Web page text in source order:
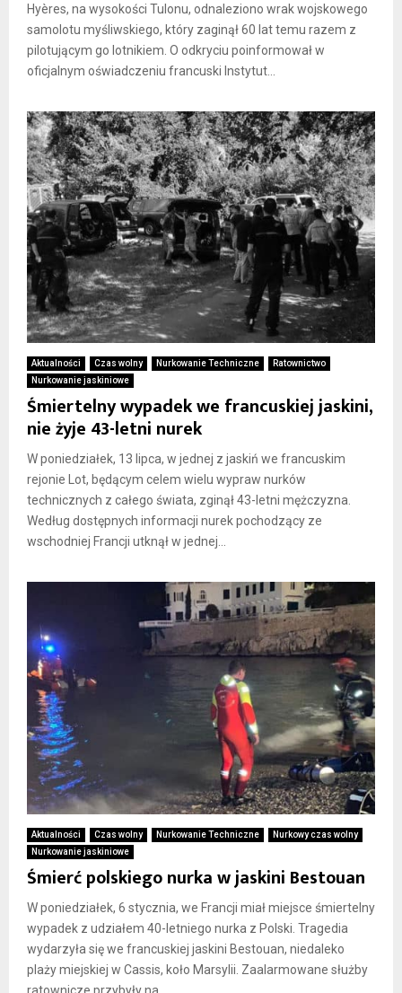
Hyères, na wysokości Tulonu, odnaleziono wrak wojskowego
samolotu myśliwskiego, który zaginął 60 lat temu razem z
pilotującym go lotnikiem. O odkryciu poinformował w
oficjalnym oświadczeniu francuski Instytut...
Aktualności Czas wolny Nurkowanie Techniczne
Ratownictwo
Nurkowanie jaskiniowe
Śmiertelny wypadek we francuskiej jaskini,
nie żyje 43-letni nurek
W poniedziałek, 13 lipca, w jednej z jaskiń we francuskim
rejonie Lot, będącym celem wielu wypraw nurków
technicznych z całego świata, zginął 43-letni mężczyzna.
Według dostępnych informacji nurek pochodzący ze
wschodniej Francji utknął w jednej...
Aktualności Czas wolny Nurkowanie Techniczne
Nurkowy czas wolny
Nurkowanie jaskiniowe
Śmierć polskiego nurka w jaskini Bestouan
W poniedziałek, 6 stycznia, we Francji miał miejsce śmiertelny
wypadek z udziałem 40-letniego nurka z Polski. Tragedia
wydarzyła się we francuskiej jaskini Bestouan, niedaleko
plaży miejskiej w Cassis, koło Marsylii. Zaalarmowane służby